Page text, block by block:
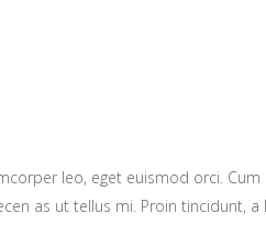
leo, eget euismod orci.
as ut tellus mi. Proin tincidunt,